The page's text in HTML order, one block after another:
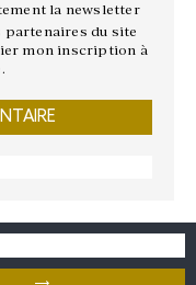
la newsletter
partenaires du site
mon inscription à